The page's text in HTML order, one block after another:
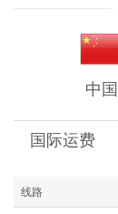
中国
国际运费
线路